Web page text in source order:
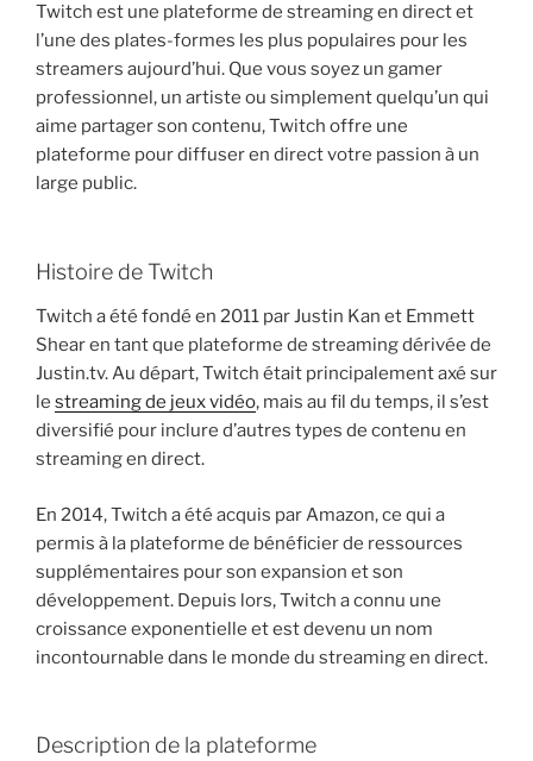
Twitch est une plateforme de streaming en direct et
l’une des plates-formes les plus populaires pour les
streamers aujourd’hui. Que vous soyez un gamer
professionnel, un artiste ou simplement quelqu’un qui
aime partager son contenu, Twitch offre une
plateforme pour diffuser en direct votre passion à un
large public.
Histoire de Twitch
Twitch a été fondé en 2011 par Justin Kan et Emmett
Shear en tant que plateforme de streaming dérivée de
Justin.tv. Au départ, Twitch était principalement axé sur
le streaming de jeux vidéo, mais au fil du temps, il s’est
diversifié pour inclure d’autres types de contenu en
streaming en direct.
En 2014, Twitch a été acquis par Amazon, ce qui a
permis à la plateforme de bénéficier de ressources
supplémentaires pour son expansion et son
développement. Depuis lors, Twitch a connu une
croissance exponentielle et est devenu un nom
incontournable dans le monde du streaming en direct.
Description de la plateforme